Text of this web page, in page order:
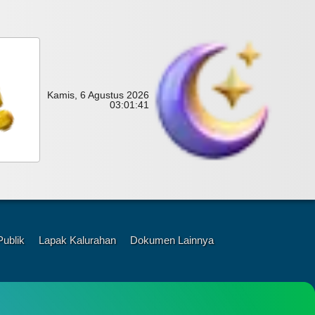
Kamis, 6 Agustus 2026
03:01:43
Lapak Kalurahan Dokumen Lainnya